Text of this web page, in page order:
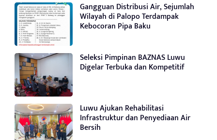
Gangguan Distribusi Air, Sejumlah
Wilayah di Palopo Terdampak
Kebocoran Pipa Baku
Seleksi Pimpinan BAZNAS Luwu
Digelar Terbuka dan Kompetitif
Luwu Ajukan Rehabilitasi
Infrastruktur dan Penyediaan Air
Bersih